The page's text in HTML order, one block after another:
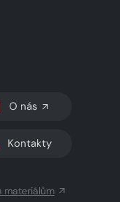
SVĚTLÝ/TMAVÝ REŽIM
O nás
Kontakty
materiálům